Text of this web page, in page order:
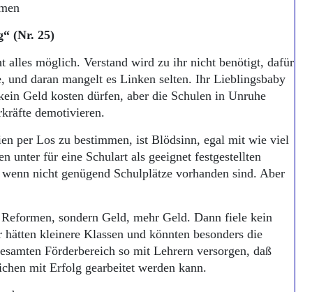
(Nr. 25)
alles möglich. Verstand wird zu ihr nicht benötigt, dafür
daran mangelt es Linken selten. Ihr Lieblingsbaby
Geld kosten dürfen, aber die Schulen in Unruhe
demotivieren.
per Los zu bestimmen, ist Blödsinn, egal mit wie viel
unter für eine Schulart als geeignet festgestellten
nicht genügend Schulplätze vorhanden sind. Aber
sondern Geld, mehr Geld. Dann fiele kein
kleinere Klassen und könnten besonders die
Förderbereich so mit Lehrern versorgen, daß
mit Erfolg gearbeitet werden kann.